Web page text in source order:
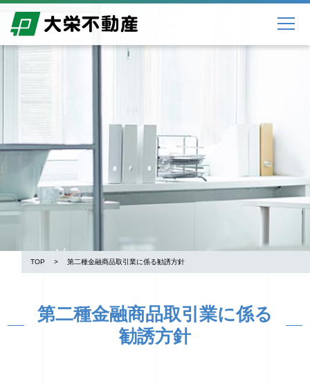
TOP 第二種金融商品取引業に係る勧誘方針
第二種金融商品取引業に係る
勧誘方針